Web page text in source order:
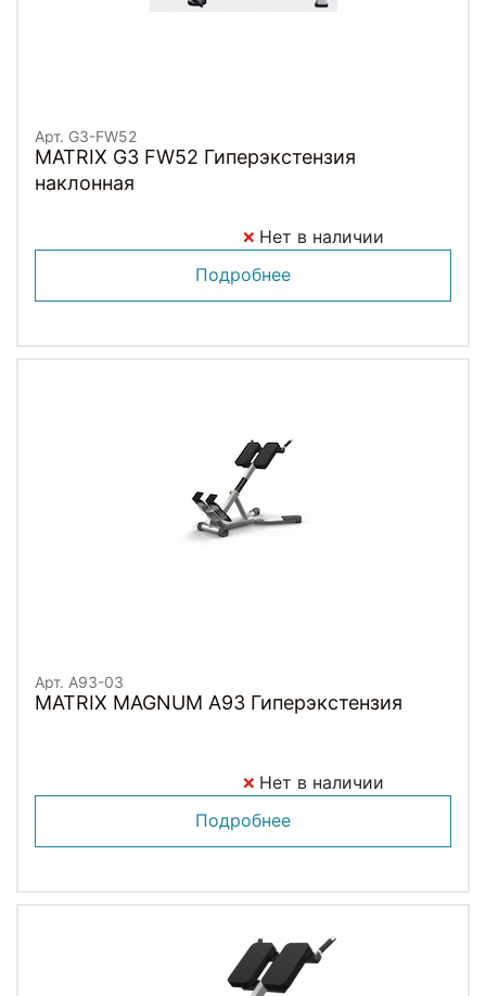
Арт. G3-FW52
MATRIX G3 FW52 Гиперэкстензия
наклонная
Нет в наличии
Подробнее
Арт. A93-03
MATRIX MAGNUM A93 Гиперэкстензия
Нет в наличии
Подробнее